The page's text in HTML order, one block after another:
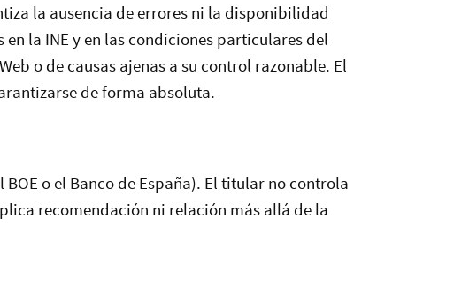
la ausencia de errores ni la disponibilidad
la INE y en las condiciones particulares del
o de causas ajenas a su control razonable. El
de forma absoluta.
o el Banco de España). El titular no controla
recomendación ni relación más allá de la